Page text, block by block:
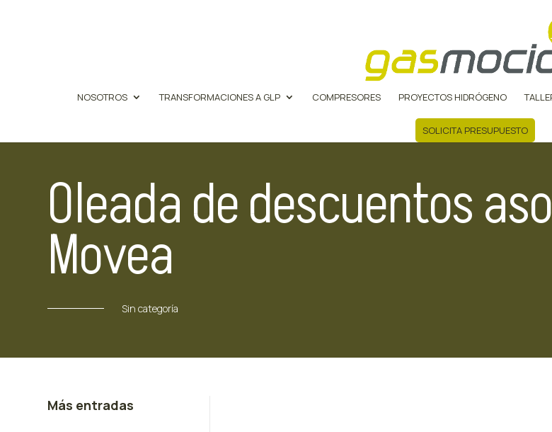
NOSOTROS TRANSFORMACIONES A GLP COMPRESORES PROYECTOS HIDRÓGENO
SOLICITA PRESUPUESTO
Oleada de descuentos
Movea
Sin categoría
Más entradas